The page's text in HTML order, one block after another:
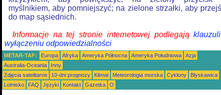
myślnikiem, aby pomniejszyć; na zielone strzałki, aby
do map sąsiednich.
Informacje na tej stronie internetowej podlegają
wyłączeniu odpowiedzialności
METAR-TAF: Europa Afryka Ameryka Północna Ameryka Południowa
Azja
Australia-Oceania
Inny
Zdjęcia satelitarne
10-dni prognozy Klimat Meteorologia morska Cyklony
Błyskawica
Lotnisko
FAQ Języki Kontakt Gazetka O